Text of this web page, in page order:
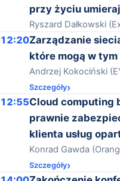
przy życiu
Ryszard Dałkowski
12:20Zarządzanie
które mogą w tym
Andrzej Kokociński
Szczegóły
12:55Cloud computing
prawnie
klienta usług
Konrad Gawda
Szczegóły